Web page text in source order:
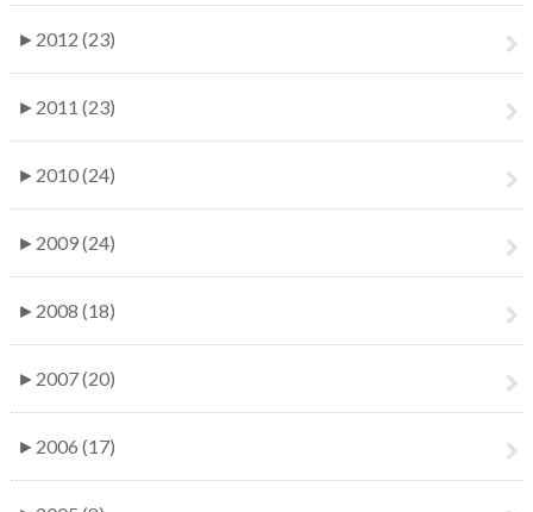
► 2012 (23)
► 2011 (23)
► 2010 (24)
► 2009 (24)
► 2008 (18)
► 2007 (20)
► 2006 (17)